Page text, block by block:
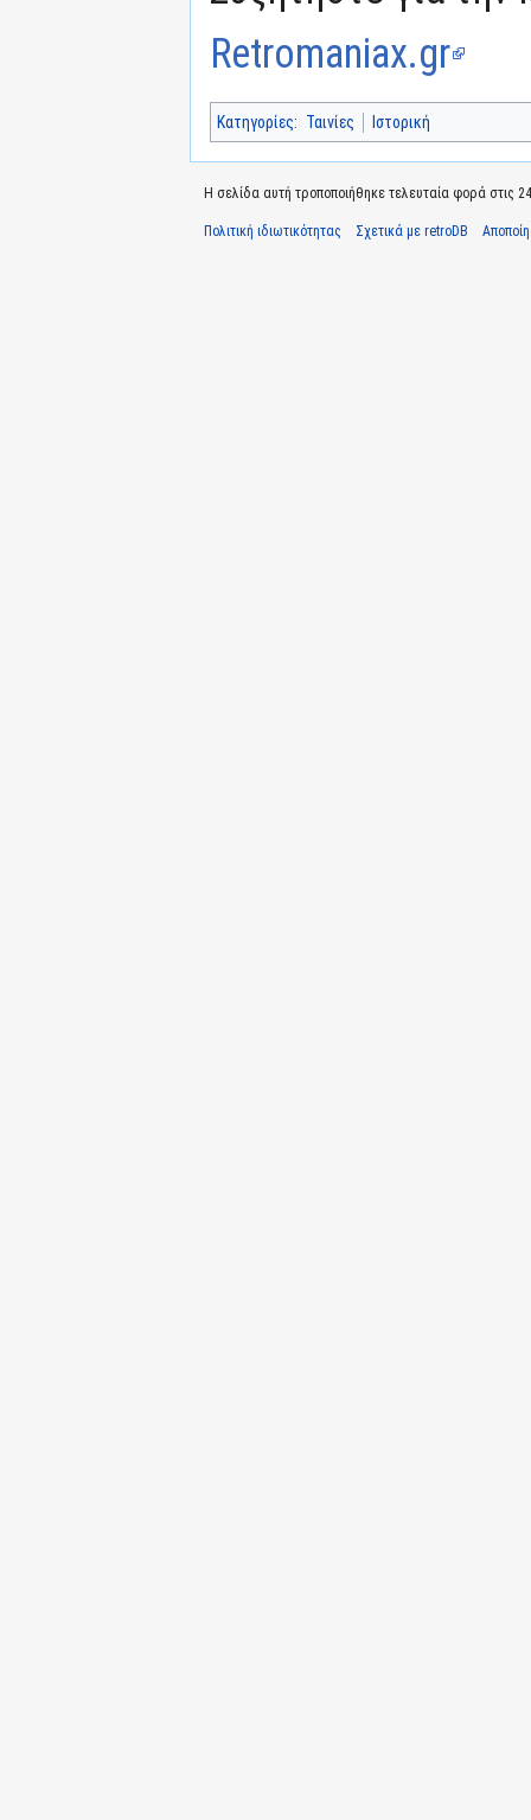
Retromaniax.gr
Κατηγορίες: Ταινίες Ιστορική
Η σελίδα αυτή τροποποιήθηκε τελευταία φορά στις
Πολιτική ιδιωτικότητας Σχετικά με retroDB